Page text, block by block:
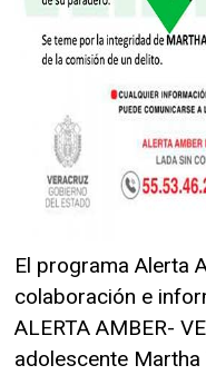
El programa Alerta
colaboración e
ALERTA AMBER-
adolescente